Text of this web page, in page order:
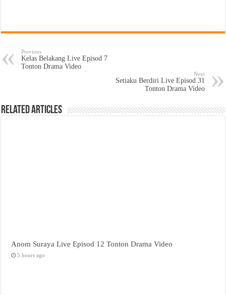
Previous
Kelas Belakang Live Episod 7
Tonton Drama Video
Next
Setiaku Berdiri Live Episod 31
Tonton Drama Video
Related Articles
Anom Suraya Live Episod 12 Tonton Drama Video
5 hours ago